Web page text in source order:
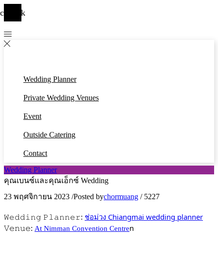
Wedding Planner
Private Wedding Venues
Event
Outside Catering
Contact
Wedding Planner
คุณเบนซ์และคุณเอ็กซ์ Wedding
23 พฤศจิกายน 2023 /Posted bychormuang / 5227
𝚆𝚎𝚍𝚍𝚒𝚗𝚐 𝙿𝚕𝚊𝚗𝚗𝚎𝚛: ช่อม่วง Chiangmai wedding planner
𝚅𝚎𝚗𝚞𝚎: At Nimman Convention Centren